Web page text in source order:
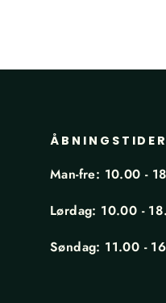
ÅBNINGSTIDER
Man-fre: 10.00 -
Lørdag: 10.00 -
Søndag: 11.00 -